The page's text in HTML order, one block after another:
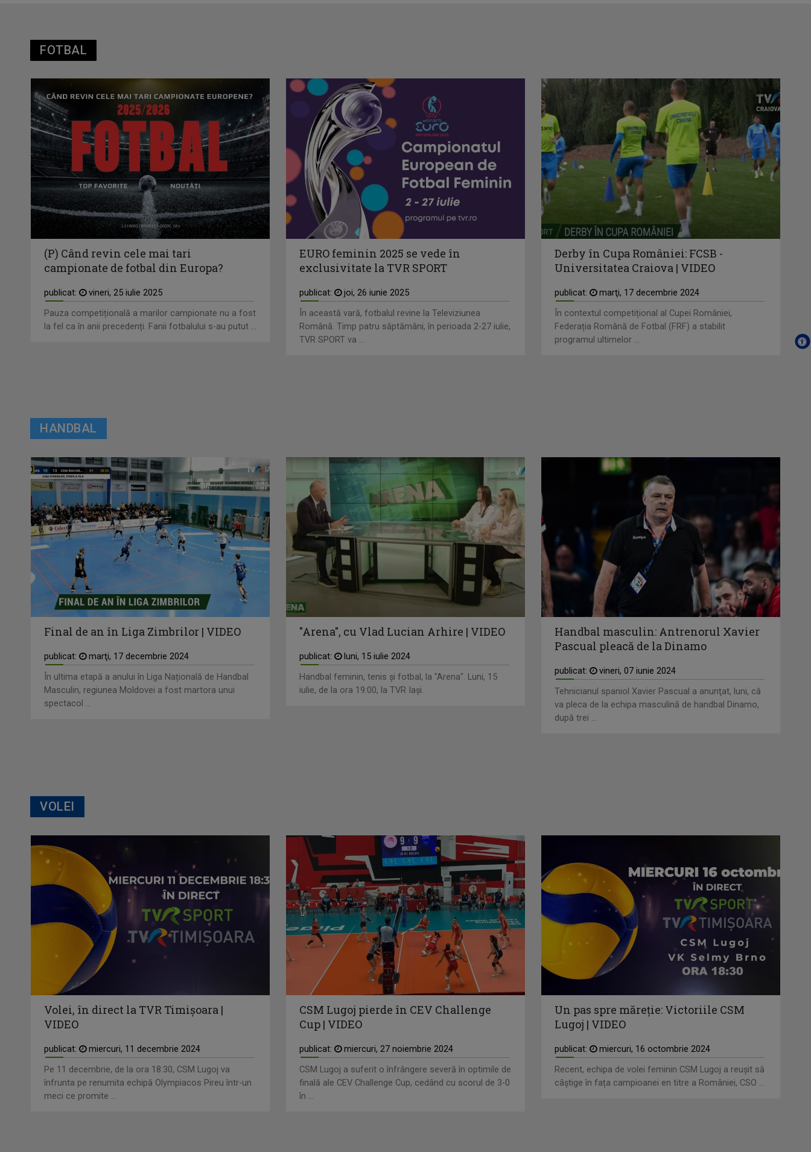
FOTBAL
(P) Când revin cele mai tari
campionate de fotbal din Europa?
publicat:
vineri, 25 iulie 2025
Pauza competițională a marilor campionate nu a fost
la fel ca în anii precedenți. Fanii fotbalului s-au putut ...
EURO feminin 2025 se vede în
exclusivitate la TVR SPORT
publicat:
joi, 26 iunie 2025
În această vară, fotbalul revine la Televiziunea
Română. Timp patru săptămâni, în perioada 2-27 iulie,
TVR SPORT va ...
Derby în Cupa României: FCSB -
Universitatea Craiova | VIDEO
publicat:
marţi, 17 decembrie 2024
În contextul competițional al Cupei României,
Federația Română de Fotbal (FRF) a stabilit
programul ultimelor ...
HANDBAL
Final de an în Liga Zimbrilor | VIDEO
publicat:
marţi, 17 decembrie 2024
În ultima etapă a anului în Liga Națională de Handbal
Masculin, regiunea Moldovei a fost martora unui
spectacol ...
"Arena", cu Vlad Lucian Arhire | VIDEO
publicat:
luni, 15 iulie 2024
Handbal feminin, tenis și fotbal, la "Arena". Luni, 15
iulie, de la ora 19:00, la TVR Iași.
Handbal masculin: Antrenorul Xavier
Pascual pleacă de la Dinamo
publicat:
vineri, 07 iunie 2024
Tehnicianul spaniol Xavier Pascual a anunţat, luni, că
va pleca de la echipa masculină de handbal Dinamo,
după trei ...
VOLEI
Volei, în direct la TVR Timișoara |
VIDEO
publicat:
miercuri, 11 decembrie 2024
Pe 11 decembrie, de la ora 18:30, CSM Lugoj va
înfrunta pe renumita echipă Olympiacos Pireu într-un
meci ce promite ...
CSM Lugoj pierde în CEV Challenge
Cup | VIDEO
publicat:
miercuri, 27 noiembrie 2024
CSM Lugoj a suferit o înfrângere severă în optimile de
finală ale CEV Challenge Cup, cedând cu scorul de 3-0
în ...
Un pas spre măreție: Victoriile CSM
Lugoj | VIDEO
publicat:
miercuri, 16 octombrie 2024
Recent, echipa de volei feminin CSM Lugoj a reușit să
câștige în fața campioanei en titre a României, CSO ...